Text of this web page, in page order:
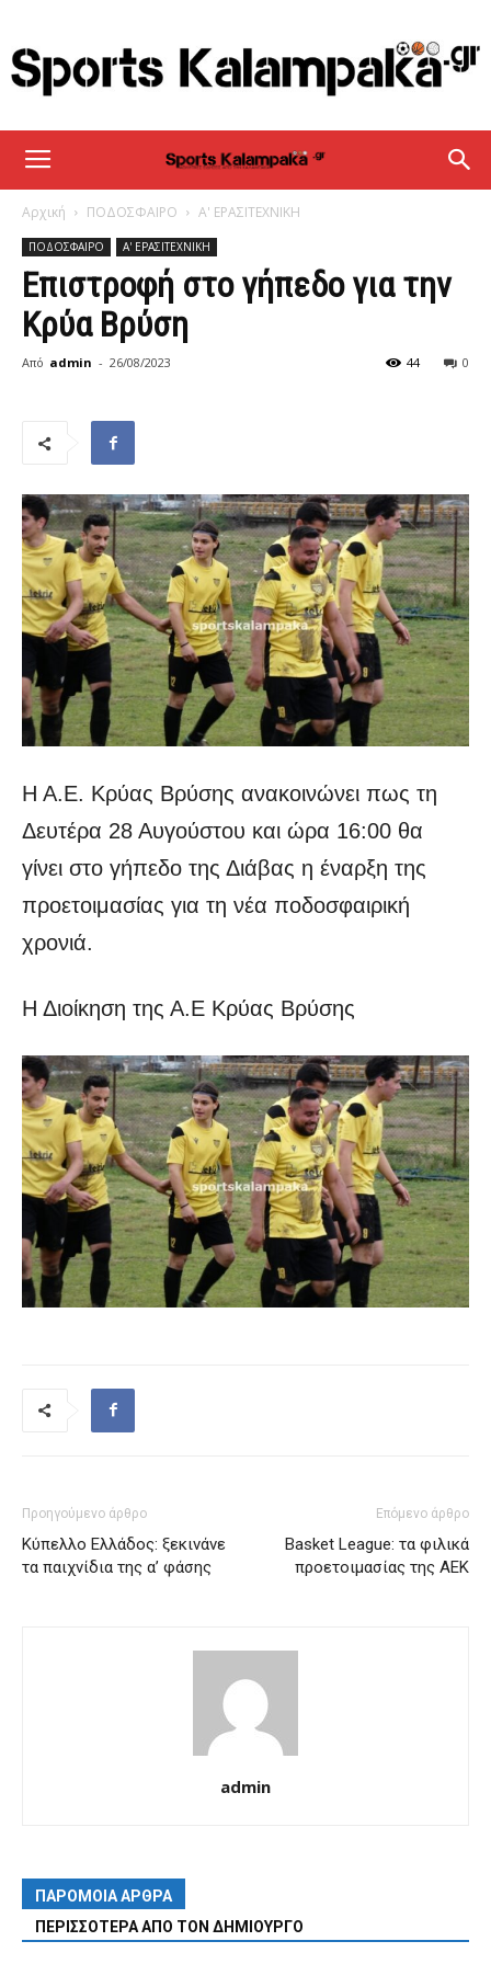
sportskalampaka
Αρχική ΠΟΔΟΣΦΑΙΡΟ Α' ΕΡΑΣΙΤΕΧΝΙΚΗ
ΠΟΔΟΣΦΑΙΡΟ Α' ΕΡΑΣΙΤΕΧΝΙΚΗ
Επιστροφή στο γήπεδο για την
Κρύα Βρύση
Από admin - 26/08/2023 0
44
Η Α.Ε. Κρύας Βρύσης ανακοινώνει πως τη
Δευτέρα 28 Αυγούστου και ώρα 16:00 θα
γίνει στο γήπεδο της Διάβας η έναρξη της
προετοιμασίας για τη νέα ποδοσφαιρική
χρονιά.
Η Διοίκηση της Α.Ε Κρύας Βρύσης
Προηγούμενο άρθρο
Κύπελλο Ελλάδος: ξεκινάνε
τα παιχνίδια της α’ φάσης
Επόμενο άρθρο
Basket League: τα φιλικά
προετοιμασίας της ΑΕΚ
admin
ΠΑΡΟΜΟΙΑ ΑΡΘΡΑ
ΠΕΡΙΣΣΟΤΕΡΑ ΑΠΟ ΤΟΝ ΔΗΜΙΟΥΡΓΟ